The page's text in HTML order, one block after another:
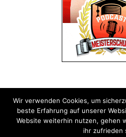
Impressum
Wir verwenden Cookies, um
beste Erfahrung auf unserer
Website weiterhin nutzen, gehen
ihr zufrieden